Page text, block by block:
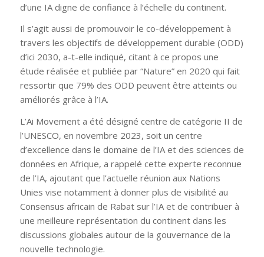
d’une IA digne de confiance à l’échelle du continent.
Il s’agit aussi de promouvoir le co-développement à
travers les objectifs de développement durable (ODD)
d’ici 2030, a-t-elle indiqué, citant à ce propos une
étude réalisée et publiée par “Nature” en 2020 qui fait
ressortir que 79% des ODD peuvent être atteints ou
améliorés grâce à l’IA.
L’Ai Movement a été désigné centre de catégorie II de
l’UNESCO, en novembre 2023, soit un centre
d’excellence dans le domaine de l’IA et des sciences de
données en Afrique, a rappelé cette experte reconnue
de l’IA, ajoutant que l’actuelle réunion aux Nations
Unies vise notamment à donner plus de visibilité au
Consensus africain de Rabat sur l’IA et de contribuer à
une meilleure représentation du continent dans les
discussions globales autour de la gouvernance de la
nouvelle technologie.